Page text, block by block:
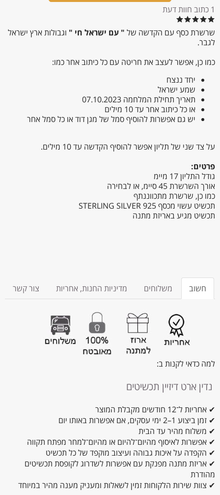
1 כתוב חוות דעת
שרשרת כסף עם הקדשה של " עם ישראל חי " וגבולות ארץ ישראל
לגבר.
כמו כן, אפשר לעצב את חריטה עם כל כיתוב אחר כמו:
יחד ננצח
שמע ישראל
תאריך תחילת המלחמה 07.10.2023
או כל כיתוב אחר עד 10 מילים
יש גם אפשרות להוסיף סמל של מגן דוד או כל סמל אחר
על צד שני של תליון אפשר להוסיף הקדשה עד 10 מילים.
פרטים:
גודל התליון 17 מיימ
אורך השרשרת 45 סיימ, או לבחירה
כמו כן, שרשרת מתכווננתף
תכשיט עשוי מכסף STERLING SILVER 925
תכשיט מגיע באריזת מתנה
חשוב משלוחים מדיניות החנות, אחריות צור קשר
למה כדאי לקנות ב:
נדין ארט דיזיין תכשיטים
✔ אחריות ל־12 חודשים מקבלת המוצר
✔ זמן ביצוע 1–2 ימי עסקים, אם אפשרות באותו יום
✔ משלוח מהיר עד הבית
✔ אפשרות לאיסוף מהיום־להיום או מהיום־למחר מפתח תקווה
✔ הקפדה על איכות גבוהה ועיצוב מוקפד של כל תכשיט
✔ אריזת מתנה מפנקת עם אפשרות לשדרוג לקופסת תכשיטים
מהודרת
✔ צוות שירות הלקוחות זמין לשאלות ומעניק מענה מהיר במיוחד